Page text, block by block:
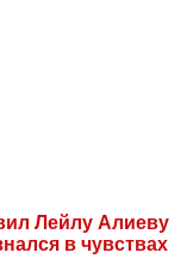
Лейлу Алиеву
в чувствах